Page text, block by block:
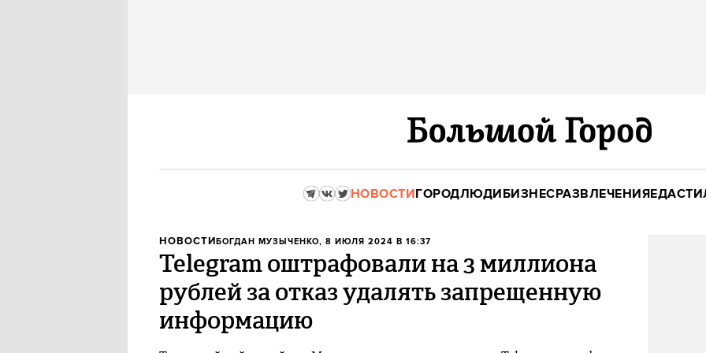
НОВОСТИГОРОДЛЮДИБИЗНЕСРАЗВЛЕЧЕНИЯЕДА
НОВОСТИБОГДАН МУЗЫЧЕНКО, 8 ИЮЛЯ 2024 В 16:37
Telegram оштрафовали на 3 миллиона
рублей за отказ удалять запрещенную
информацию